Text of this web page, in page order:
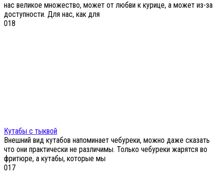
нас великое множество, может от любви к курице, а может из-за
доступности. Для нас, как для
018
Кутабы с тыквой
Внешний вид кутабов напоминает чебуреки, можно даже сказать
что они практически не различимы. Только чебуреки жарятся во
фритюре, а кутабы, которые мы
017